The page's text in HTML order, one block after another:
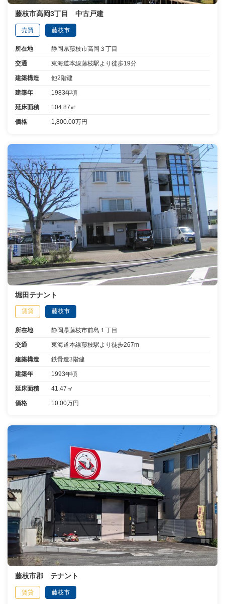
藤枝市高岡3丁目 中古戸建
売買 藤枝市
所在地 静岡県藤枝市高岡３丁目
交通 東海道本線藤枝駅より徒歩19分
建築構造 他2階建
建築年 1983年頃
延床面積 104.87㎡
価格 1,800.00万円
堀田テナント
賃貸 藤枝市
所在地 静岡県藤枝市前島１丁目
交通 東海道本線藤枝駅より徒歩267m
建築構造 鉄骨造3階建
建築年 1993年頃
延床面積 41.47㎡
価格 10.00万円
藤枝市郡 テナント
賃貸 藤枝市